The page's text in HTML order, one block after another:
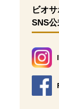
ビオ
SNS